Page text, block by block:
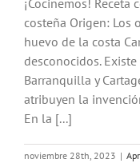
costeña Origen: Los
huevo de la costa
desconocidos.
Barranquilla y
atribuyen la
En la [...]
noviembre 28th, 2023 |